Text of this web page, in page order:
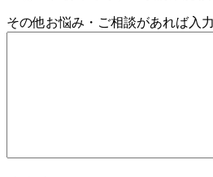
その他お悩み・ご相談があれば入